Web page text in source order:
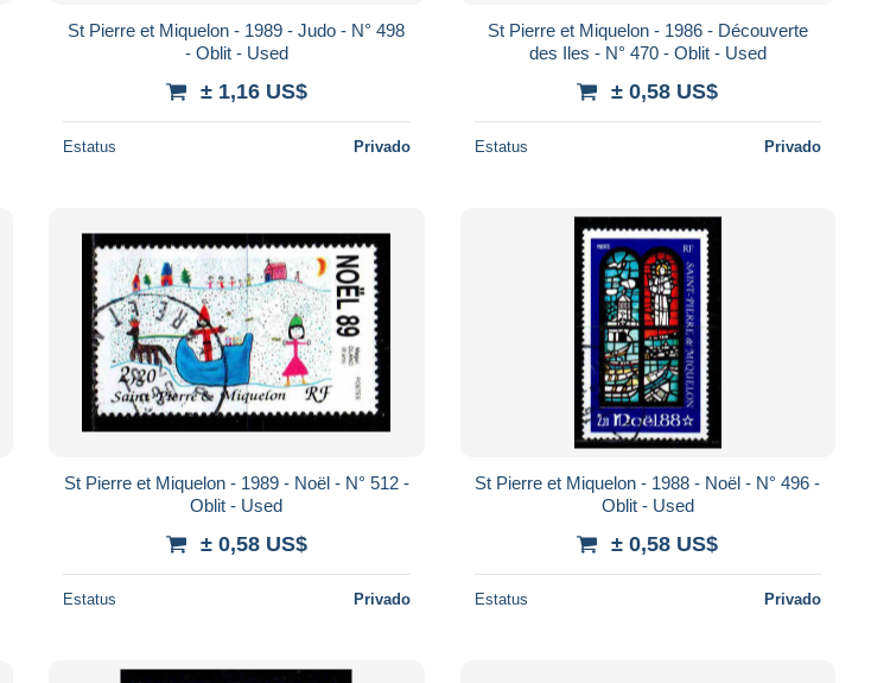
St Pierre et Miquelon - 1989 - Judo - N° 498
- Oblit - Used
± 1,16 US$
Estatus Privado
St Pierre et Miquelon - 1986 - Découverte
des Iles - N° 470 - Oblit - Used
± 0,58 US$
Estatus Privado
St Pierre et Miquelon - 1989 - Noël - N° 512 -
Oblit - Used
± 0,58 US$
Estatus Privado
St Pierre et Miquelon - 1988 - Noël - N° 496 -
Oblit - Used
± 0,58 US$
Estatus Privado